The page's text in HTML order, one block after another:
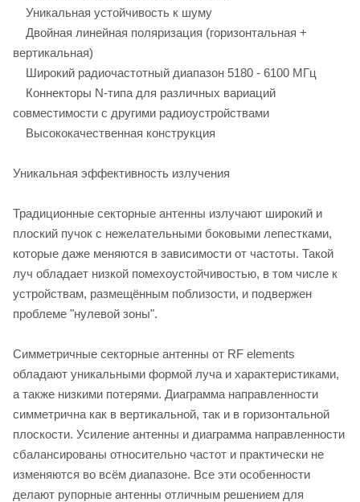
Уникальная устойчивость к шуму
Двойная линейная поляризация (горизонтальная +
вертикальная)
Широкий радиочастотный диапазон 5180 - 6100 МГц
Коннекторы N-типа для различных вариаций
совместимости с другими радиоустройствами
Высококачественная конструкция
Уникальная эффективность излучения
Традиционные секторные антенны излучают широкий и
плоский пучок с нежелательными боковыми лепестками,
которые даже меняются в зависимости от частоты. Такой
луч обладает низкой помехоустойчивостью, в том числе к
устройствам, размещённым поблизости, и подвержен
проблеме "нулевой зоны".
Симметричные секторные антенны от RF elements
обладают уникальными формой луча и характеристиками,
а также низкими потерями. Диаграмма направленности
симметрична как в вертикальной, так и в горизонтальной
плоскости. Усиление антенны и диаграмма направленности
сбалансированы относительно частот и практически не
изменяются во всём диапазоне. Все эти особенности
делают рупорные антенны отличным решением для